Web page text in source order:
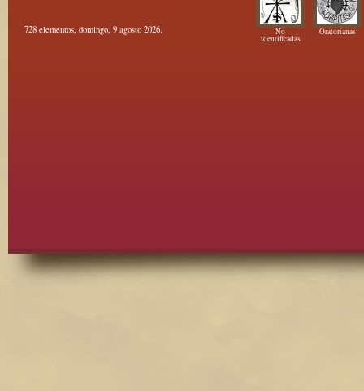
728 elementos, domingo, 9 agosto 2026. No
identificadas
Oratorianas